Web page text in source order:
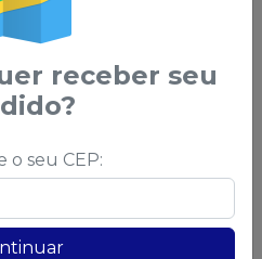
receber seu
o seu CEP: